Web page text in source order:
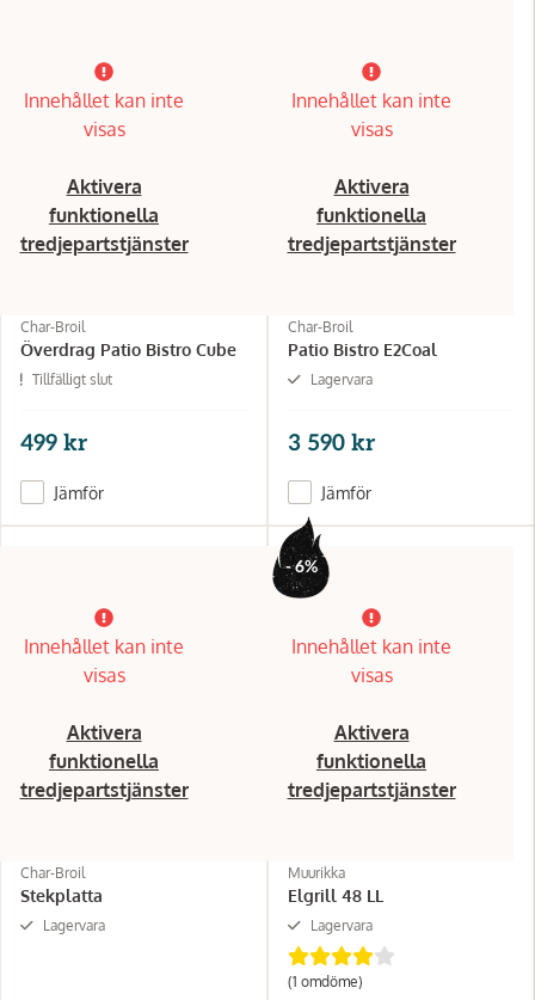
Innehållet kan inte
visas
Aktivera
funktionella
tredjepartstjänster
Char-Broil
Överdrag Patio Bistro Cube
Tillfälligt slut
499 kr
Jämför
Innehållet kan inte
visas
Aktivera
funktionella
tredjepartstjänster
Char-Broil
Patio Bistro E2Coal
Lagervara
3 590 kr
Jämför
Innehållet kan inte
visas
Aktivera
funktionella
tredjepartstjänster
Char-Broil
Stekplatta
Lagervara
- 6%
Innehållet kan inte
visas
Aktivera
funktionella
tredjepartstjänster
Muurikka
Elgrill 48 LL
Lagervara
(1 omdöme)